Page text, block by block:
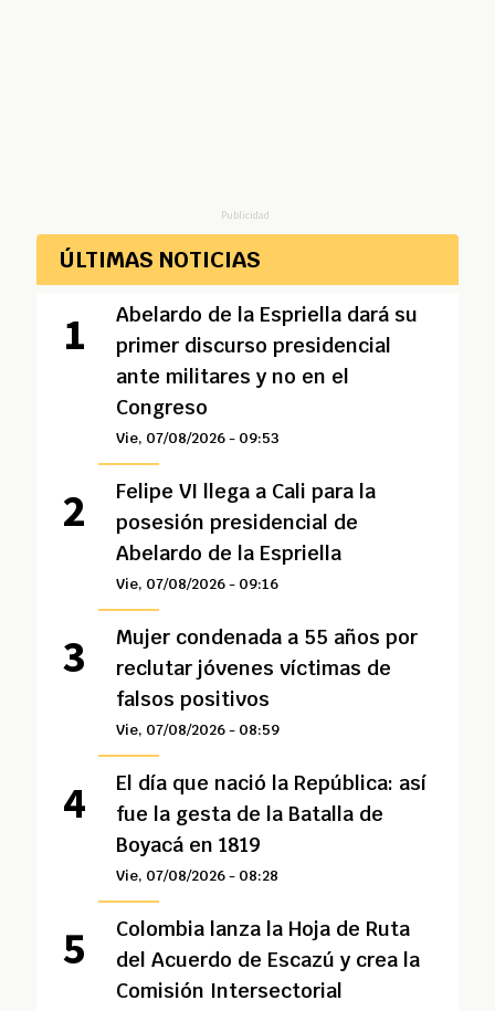
Publicidad
ÚLTIMAS NOTICIAS
Abelardo de la Espriella dará su
primer discurso presidencial
ante militares y no en el
Congreso
Vie, 07/08/2026 - 09:53
Felipe VI llega a Cali para la
posesión presidencial de
Abelardo de la Espriella
Vie, 07/08/2026 - 09:16
Mujer condenada a 55 años por
reclutar jóvenes víctimas de
falsos positivos
Vie, 07/08/2026 - 08:59
El día que nació la República: así
fue la gesta de la Batalla de
Boyacá en 1819
Vie, 07/08/2026 - 08:28
Colombia lanza la Hoja de Ruta
del Acuerdo de Escazú y crea la
Comisión Intersectorial